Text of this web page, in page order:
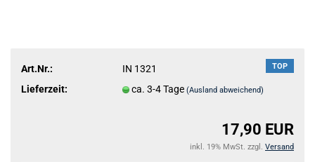
TOP
Art.Nr.:
IN 1321
Lieferzeit:
ca. 3-4 Tage(Ausland abweichend)
17,90 EUR
inkl. 19% MwSt. zzgl. Versand